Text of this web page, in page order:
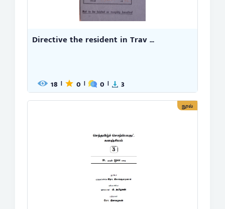
Directive the resident in Trav ...
18 | 0 | 0 | 3
நூல்